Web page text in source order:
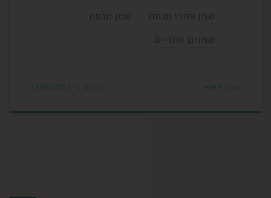
שמן אתרי מנתה
שמן מנטה
שמנים אתריים
eden
11/06/2024